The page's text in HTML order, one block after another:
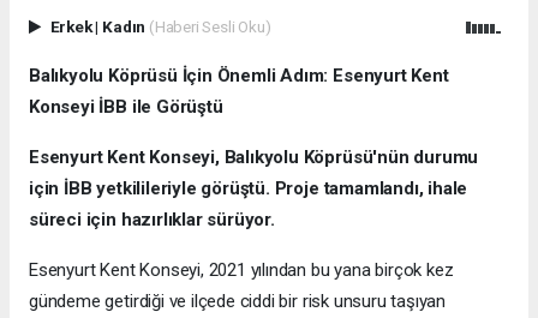
Erkek| Kadın (Haberi Sesli Oku)
Balıkyolu Köprüsü İçin Önemli Adım: Esenyurt Kent
Konseyi İBB ile Görüştü
Esenyurt Kent Konseyi, Balıkyolu Köprüsü'nün durumu
için İBB yetkilileriyle görüştü. Proje tamamlandı, ihale
süreci için hazırlıklar sürüyor.
Esenyurt Kent Konseyi, 2021 yılından bu yana birçok kez
gündeme getirdiği ve ilçede ciddi bir risk unsuru taşıyan